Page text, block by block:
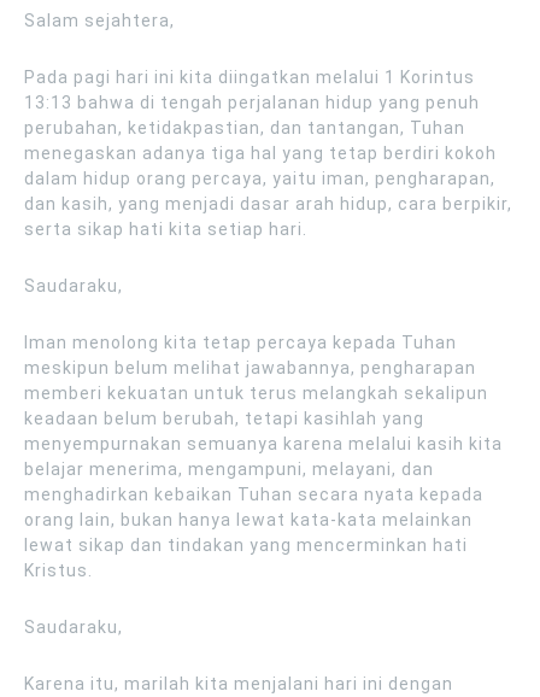
Salam sejahtera,
Pada pagi hari ini kita diingatkan melalui 1 Korintus
13:13 bahwa di tengah perjalanan hidup yang penuh
perubahan, ketidakpastian, dan tantangan, Tuhan
menegaskan adanya tiga hal yang tetap berdiri kokoh
dalam hidup orang percaya, yaitu iman, pengharapan,
dan kasih, yang menjadi dasar arah hidup, cara berpikir,
serta sikap hati kita setiap hari.
Saudaraku,
Iman menolong kita tetap percaya kepada Tuhan
meskipun belum melihat jawabannya, pengharapan
memberi kekuatan untuk terus melangkah sekalipun
keadaan belum berubah, tetapi kasihlah yang
menyempurnakan semuanya karena melalui kasih kita
belajar menerima, mengampuni, melayani, dan
menghadirkan kebaikan Tuhan secara nyata kepada
orang lain, bukan hanya lewat kata-kata melainkan
lewat sikap dan tindakan yang mencerminkan hati
Kristus.
Saudaraku,
Karena itu, marilah kita menjalani hari ini dengan